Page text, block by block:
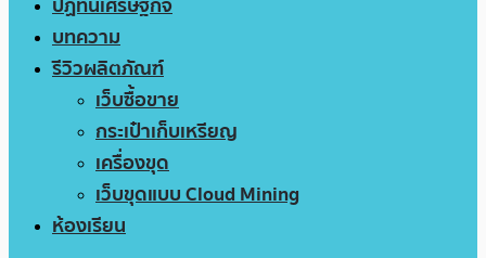
บทความ
รีวิวผลิตภัณฑ์
เว็บซื้อขาย
กระเป๋าเก็บเหรียญ
เครื่องขุด
เว็บขุดแบบ Cloud Mining
ห้องเรียน